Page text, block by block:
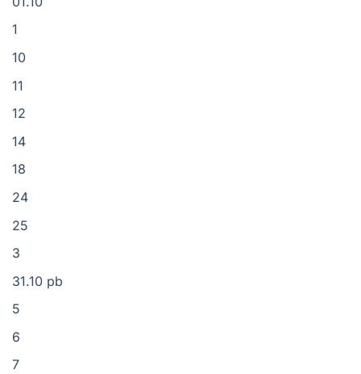
1
10
11
12
14
18
24
25
3
31.10 pb
5
6
7